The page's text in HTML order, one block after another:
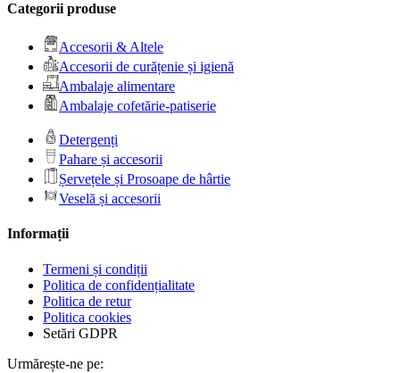
Categorii produse
Accesorii & Altele
Accesorii de curățenie și igienă
Ambalaje alimentare
Ambalaje cofetărie-patiserie
Detergenți
Pahare și accesorii
Șervețele și Prosoape de hârtie
Veselă și accesorii
Informații
Termeni și condiții
Politica de confidențialitate
Politica de retur
Politica cookies
Setări GDPR
Urmărește-ne pe: